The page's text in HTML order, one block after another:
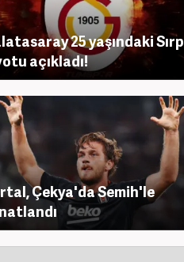
25 yaşındaki Sırp
açıkladı!
Çekya'da Semih'le